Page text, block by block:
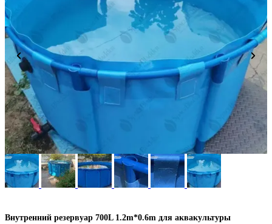
Внутренний резервуар 700L 1.2m*0.6m для аквакультуры